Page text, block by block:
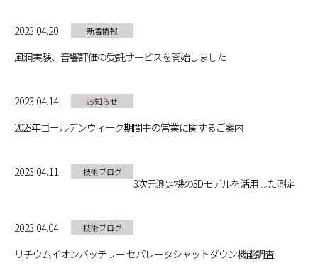
2023.04.20 新着情報
風洞実験、音響評価の受託サービスを開始しました
2023.04.14 お知らせ
2023年ゴールデンウィーク期間中の営業に関するご案内
2023.04.11 技術ブログ
3次元測定機の3Dモデルを活用した測定
2023.04.04 技術ブログ
リチウムイオンバッテリー セパレータシャットダウン機能調査